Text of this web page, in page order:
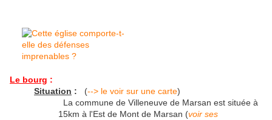
Le bourg :
Situation : (--> le voir sur une carte)
La commune de Villeneuve de Marsan est située à
15km à l'Est de Mont de Marsan (voir ses